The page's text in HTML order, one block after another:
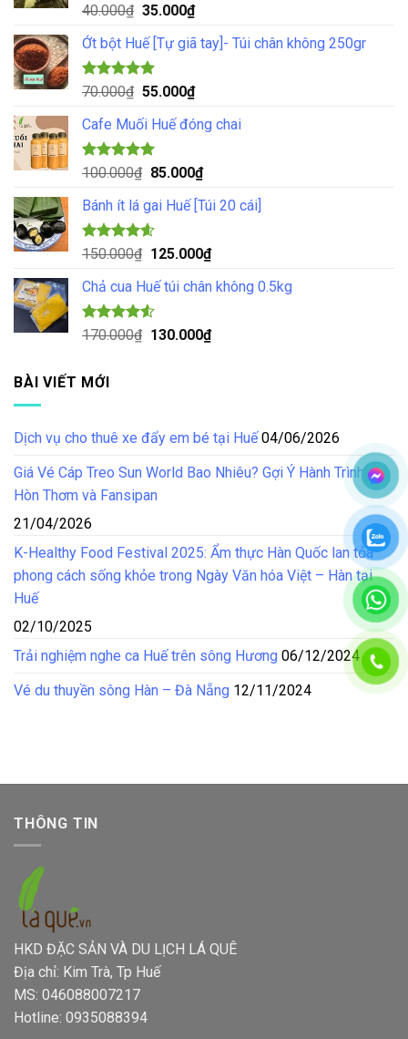
Được xếp
4.33
5 sao
40.000₫ Giá
là:
40.000₫.
35.000₫Giá
tại
35.000₫.
Ớt bột Huế [Tự giã tay]- Túi chân không 250gr
Được xếp
5.00
5 sao
70.000₫ Giá
là:
70.000₫.
55.000₫Giá
tại
55.000₫.
Cafe Muối Huế đóng chai
Được xếp
5.00
5 sao
100.000₫ Giá
là:
100.000₫.
85.000₫Giá
tại
85.000₫.
Bánh ít lá gai Huế [Túi 20 cái]
Được xếp
4.57
5 sao
150.000₫ Giá
là:
150.000₫.
125.000₫Giá
tại
125.000₫.
Chả cua Huế túi chân không 0.5kg
Được xếp
4.50
170.000₫ Giá
130.000₫Giá
BÀI VIẾT MỚI
Dịch vụ cho thuê xe đẩy em bé tại Huế 04/06/2026
Giá Vé Cáp Treo Sun World Bao Nhiêu? Gợi Ý Hành Trình Tại
Hòn Thơm và Fansipan
21/04/2026
K-Healthy Food Festival 2025: Ẩm thực Hàn Quốc lan tỏa
phong cách sống khỏe trong Ngày Văn hóa Việt – Hàn tại
Huế
02/10/2025
Trải nghiệm nghe ca Huế trên sông Hương 06/12/2024
Vé du thuyền sông Hàn – Đà Nẵng 12/11/2024
THÔNG TIN
HKD ĐẶC SẢN VÀ DU LỊCH LÁ QUÊ
Địa chỉ: Kim Trà, Tp Huế
MS: 046088007217
Hotline: 0935088394